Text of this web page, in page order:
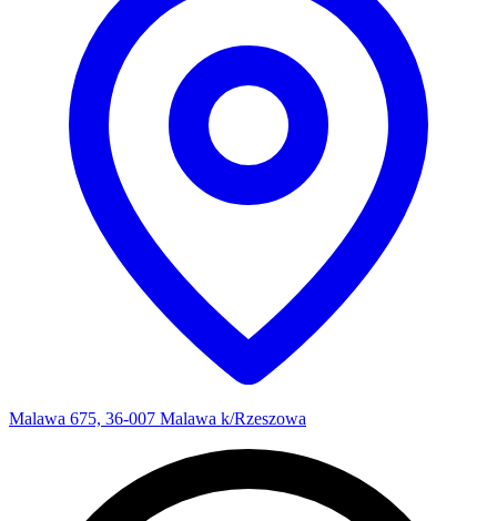
Malawa 675, 36-007 Malawa k/Rzeszowa